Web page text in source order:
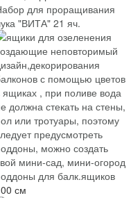
для проращивания
"ВИТА" 21 яч.
для балк.ящиков
см